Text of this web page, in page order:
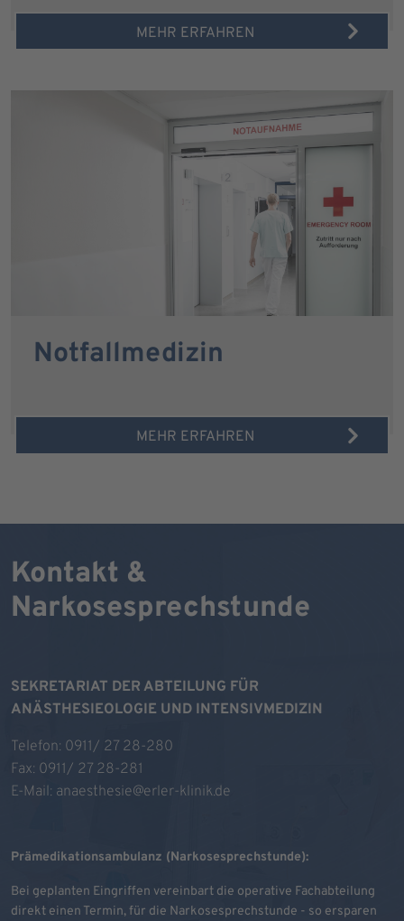
MEHR ERFAHREN
Notfallmedizin
MEHR ERFAHREN
Kontakt &
Narkosesprechstunde
SEKRETARIAT DER ABTEILUNG FÜR
ANÄSTHESIEOLOGIE UND INTENSIVMEDIZIN
Telefon: 0911/ 27 28-280
Fax: 0911/ 27 28-281
E-Mail: anaesthesie@erler-klinik.de
Prämedikationsambulanz (Narkosesprechstunde):
Bei geplanten Eingriffen vereinbart die operative Fachabteilung
direkt einen Termin, für die Narkosesprechstunde - so ersparen